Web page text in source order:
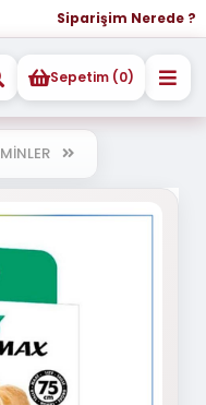
Siparişim Nerede ?
Sepetim (0)